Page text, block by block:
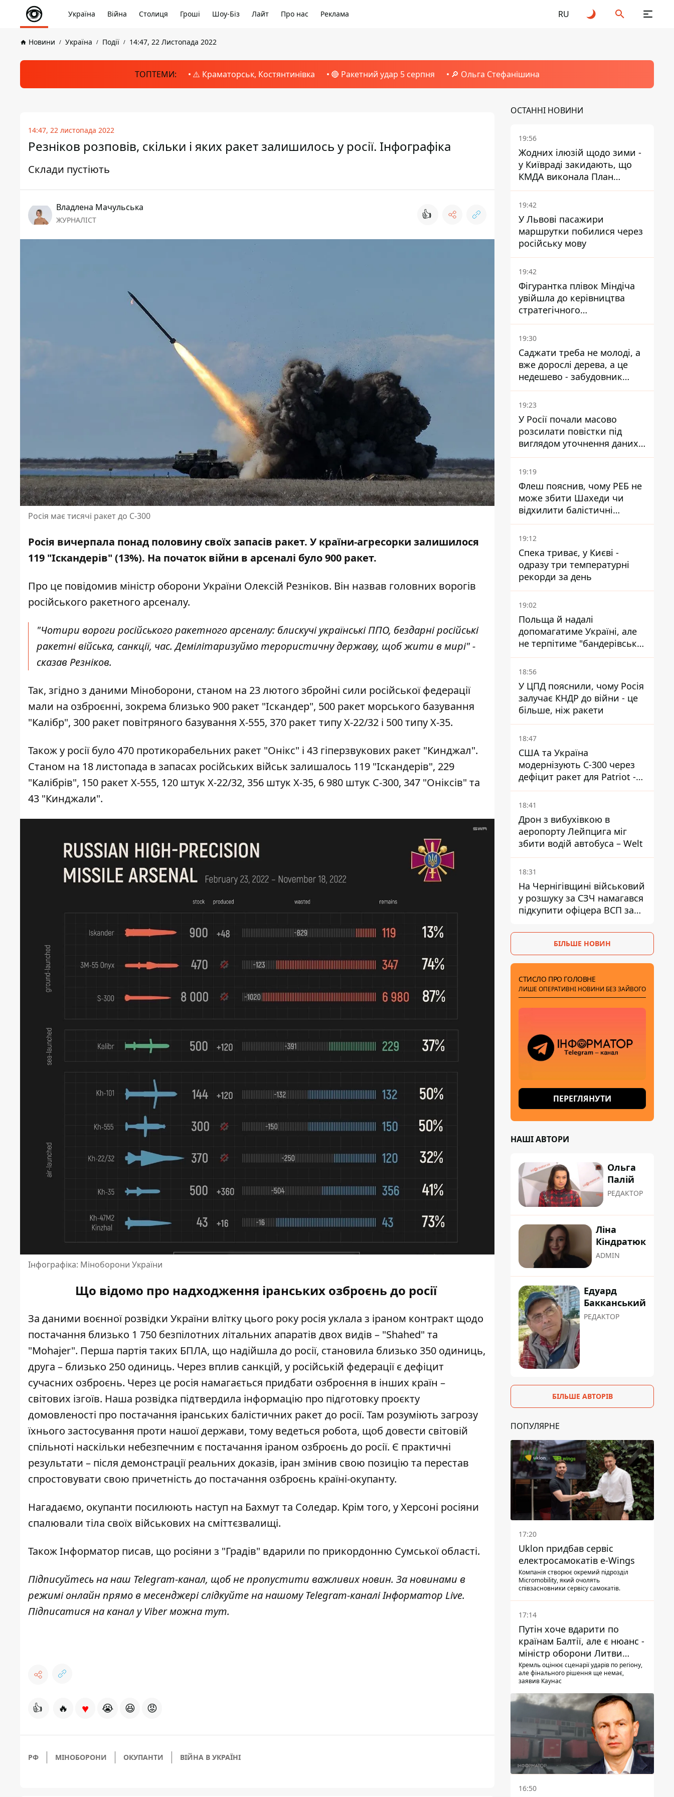
Україна Війна Столиця Гроші Шоу-Біз Лайт Про нас Реклама RU
Новини Україна Події 14:47, 22 Листопада 2022
ТОПТЕМИ: ⚠️ Краматорськ, Костянтинівка 🔴 Ракетний удар 5 серпня 🔎 Ольга Стефанішина
14:47, 22 листопада 2022
Резніков розповів, скільки і яких ракет залишилось у росії. Інфографіка
Склади пустіють
Владлена Мачульська
ЖУРНАЛІСТ 👍
Росія має тисячі ракет до С-300
Росія вичерпала понад половину своїх запасів ракет. У країни-агресорки залишилося
119 "Іскандерів" (13%). На початок війни в арсеналі було 900 ракет.
Про це повідомив міністр оборони України Олексій Резніков. Він назвав головних ворогів
російського ракетного арсеналу.
"Чотири вороги російського ракетного арсеналу: блискучі українські ППО, бездарні російські
ракетні війська, санкції, час. Демілітаризуймо терористичну державу, щоб жити в мирі" -
сказав Резніков.
Так, згідно з даними Міноборони, станом на 23 лютого збройні сили російської федерації
мали на озброєнні, зокрема близько 900 ракет "Іскандер", 500 ракет морського базування
"Калібр", 300 ракет повітряного базування Х-555, 370 ракет типу Х-22/32 і 500 типу Х-35.
Також у росії було 470 протикорабельних ракет "Онікс" і 43 гіперзвукових ракет "Кинджал".
Станом на 18 листопада в запасах російських військ залишалось 119 "Іскандерів", 229
"Калібрів", 150 ракет Х-555, 120 штук Х-22/32, 356 штук Х-35, 6 980 штук С-300, 347 "Оніксів" та
43 "Кинджали".
Інфографіка: Міноборони України
Що відомо про надходження іранських озброєнь до росії
За даними воєнної розвідки України влітку цього року росія уклала з іраном контракт щодо
постачання близько 1 750 безпілотних літальних апаратів двох видів – "Shahed" та
"Mohajer". Перша партія таких БПЛА, що надійшла до росії, становила близько 350 одиниць,
друга – близько 250 одиниць. Через вплив санкцій, у російській федерації є дефіцит
сучасних озброєнь. Через це росія намагається придбати озброєння в інших країн –
світових ізгоїв. Наша розвідка підтвердила інформацію про підготовку проєкту
домовленості про постачання іранських балістичних ракет до росії. Там розуміють загрозу
їхнього застосування проти нашої держави, тому ведеться робота, щоб довести світовій
спільноті наскільки небезпечним є постачання іраном озброєнь до росії. Є практичні
результати – після демонстрації реальних доказів, іран змінив свою позицію та перестав
спростовувати свою причетність до постачання озброєнь країні-окупанту.
Нагадаємо, окупанти посилюють наступ на Бахмут та Соледар. Крім того, у Херсоні росіяни
спалювали тіла своїх військових на сміттєзвалищі.
ТакожІнформатор писав, що росіяни з "Градів" вдарили по прикордонню Сумської області.
Підписуйтесь на наш Telegram-канал, щоб не пропустити важливих новин. За новинами в
режимі онлайн прямо в месенджері слідкуйте на нашому Telegram-каналіІнформатор Live.
Підписатися на канал у Viber можнатут.
👍 🔥 ♥ 😭 😆 😡
РФ МІНОБОРОНИ ОКУПАНТИ ВІЙНА В УКРАЇНІ
ОСТАННІ НОВИНИ
19:56
Жодних ілюзій щодо зими -
у Київраді закидають, що
КМДА виконала План
стійкості на 20%
19:42
У Львові пасажири
маршрутки побилися через
російську мову
19:42
Фігурантка плівок Міндіча
увійшла до керівництва
стратегічного
держпідприємства -
працювала в Енергоатомі та
була заступницею
Галущенка
19:30
Саджати треба не молоді, а
вже дорослі дерева, а це
недешево - забудовник
Ніконов
19:23
У Росії почали масово
розсилати повістки під
виглядом уточнення даних
для набору контрактників
19:19
Флеш пояснив, чому РЕБ не
може збити Шахеди чи
відхилити балістичні
ракети
19:12
Спека триває, у Києві -
одразу три температурні
рекорди за день
19:02
Польща й надалі
допомагатиме Україні, але
не терпітиме "бандерівської
символіки" - Навроцький
18:56
У ЦПД пояснили, чому Росія
залучає КНДР до війни - це
більше, ніж ракети
18:47
США та Україна
модернізують С-300 через
дефіцит ракет для Patriot -
ЗМІ
18:41
Дрон з вибухівкою в
аеропорту Лейпцига міг
збити водій автобуса – Welt
18:31
На Чернігівщині військовий
у розшуку за СЗЧ намагався
підкупити офіцера ВСП за
БІЛЬШЕ НОВИН
СТИСЛО ПРО ГОЛОВНЕ
ЛИШЕ ОПЕРАТИВНІ НОВИНИ БЕЗ ЗАЙВОГО
ПЕРЕГЛЯНУТИ
НАШІ АВТОРИ
Ольга
Палій
РЕДАКТОР
Ліна
Кіндратюк
ADMIN
Едуард
Бакканський
РЕДАКТОР
БІЛЬШЕ АВТОРІВ
ПОПУЛЯРНЕ
17:20
Uklon придбав сервіс
електросамокатів e-Wings
Компанія створює окремий підрозділ
Micromobility, який очолять
співзасновники сервісу самокатів.
17:14
Путін хоче вдарити по
країнам Балтії, але є нюанс -
міністр оборони Литви
зробив заяву
Кремль оцінює сценарії ударів по регіону,
але фінального рішення ще немає,
заявив Каунас
16:50